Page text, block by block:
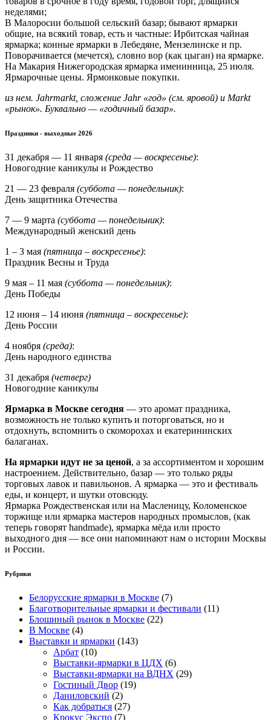
неделями;
В Малоросии большой сельский базар; бывают ярмарки
общие, на всякий товар, есть и частные: Ирбитская чайная
ярмарка; конные ярмарки в Лебедяне, Мензелинске и пр.
Поворачивается (мечется), словно вор (как цыган) на ярмарке.
На Макария Нижегородская ярмарка именинница, 25 июля.
Ярмарочные цены. Ярмонковые покупки.
из нем. Jahrmarkt, сложение Jahr «год» (см. яровой) и Markt
«рынок». Буквально — «годичный базар».
Праздники - выходные 2026
31 декабря — 11 января (среда — воскресенье):
Новогодние каникулы и Рождество
21 — 23 февраля (суббота — понедельник):
День защитника Отечества
7 — 9 марта (суббота — понедельник):
Международный женский день
1 – 3 мая (пятница – воскресенье):
Праздник Весны и Труда
9 мая – 11 мая (суббота — понедельник):
День Победы
12 июня – 14 июня (пятница – воскресенье):
День России
4 ноября (среда):
День народного единства
31 декабря (четверг)
Новогодние каникулы
Ярмарка в Москве сегодня — это аромат праздника,
возможность не только купить и поторговаться, но и
отдохнуть, вспомнить о скоморохах и екатерининских
балаганах.
На ярмарки идут не за ценой, а за ассортиментом и хорошим
настроением. Действительно, базар — это только ряды
торговых лавок и павильонов. А ярмарка — это и фестиваль
еды, и концерт, и шутки отовсюду.
Ярмарка Рождественская или на Масленицу, Коломенское
торжище или ярмарка мастеров народных промыслов, (как
теперь говорят handmade), ярмарка мёда или просто
выходного дня — все они напоминают нам о истории Москвы
и России.
Рубрики
Белорусские ярмарки в Москве (7)
Благотворительные ярмарки и фестивали (11)
Блошиный рынок в Москве (22)
В Москве (4)
Выставки и ярмарки (143)
Арбат (10)
Выставки-ярмарки в ЦДХ (6)
Выставки-ярмарки на ВДНХ (29)
Гостиный Двор (19)
Даниловский (2)
Как добраться (27)
Крокус Экспо (7)